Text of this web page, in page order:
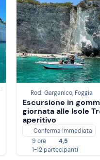
Rodi Garganico, Foggia
Escursione in
giornata alle Isole
aperitivo
Conferma immediata
9 ore
4,5
1-12 partecipanti